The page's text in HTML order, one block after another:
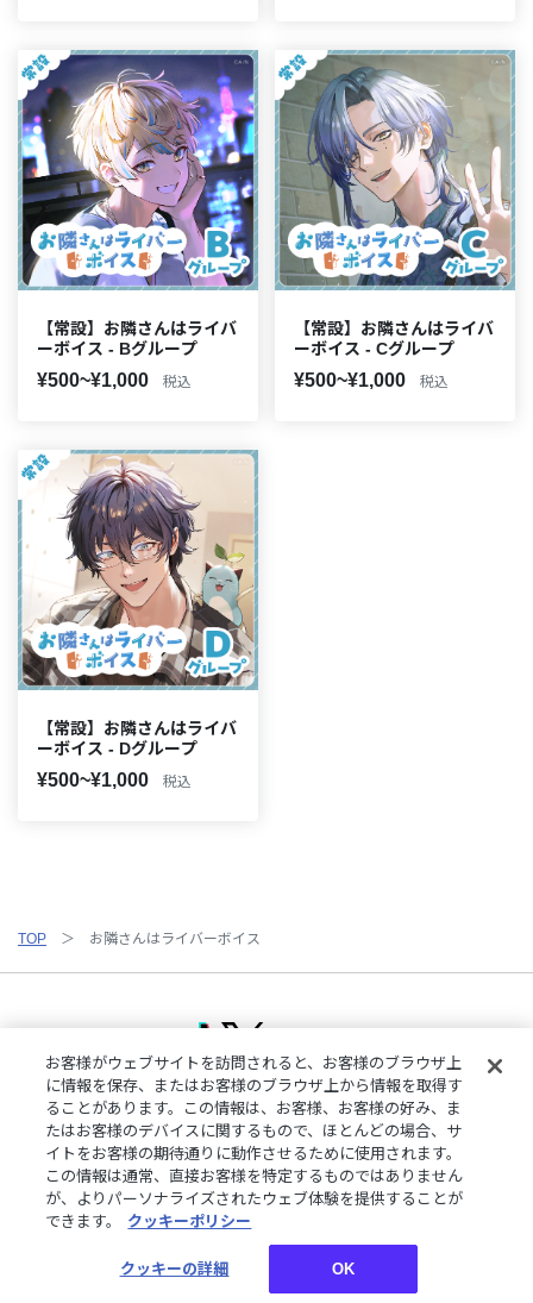
【常設】お隣さんはライバ
ーボイス - Bグループ
¥500~¥1,000 税込
【常設】お隣さんはライバ
ーボイス - Cグループ
¥500~¥1,000 税込
【常設】お隣さんはライバ
ーボイス - Dグループ
¥500~¥1,000 税込
TOP お隣さんはライバーボイス
ご利用規約プライバシーポリシー
特定商取引法に基づく表記
ご利用ガイドよくある質問お問い合わせにじさんじ公式サイト
クッキーの詳細
©︎ANYCOLOR, Inc.
お客様がウェブサイトを訪問されると、お客様のブラウザ上
に情報を保存、またはお客様のブラウザ上から情報を取得す
ることがあります。この情報は、お客様、お客様の好み、ま
たはお客様のデバイスに関するもので、ほとんどの場合、サ
イトをお客様の期待通りに動作させるために使用されます。
この情報は通常、直接お客様を特定するものではありません
が、よりパーソナライズされたウェブ体験を提供することが
できます。
クッキーポリシー
クッキーの詳細 OK